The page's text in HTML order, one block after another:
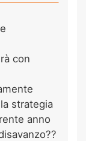
con
strategia
anno